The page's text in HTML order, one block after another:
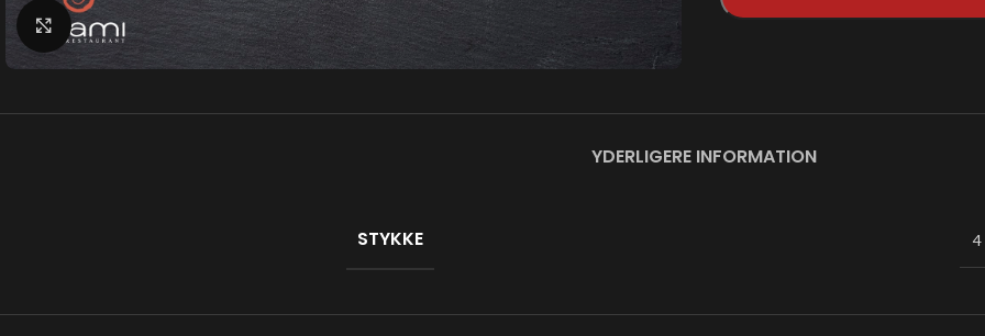
Klik for at forstørre
YDERLIGERE INFORMATION
STYKKE 4